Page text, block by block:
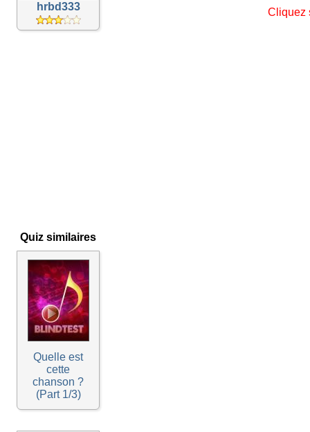
hrbd333
Quiz similaires
Quelle est
cette
chanson ?
(Part 1/3)
Cliquez